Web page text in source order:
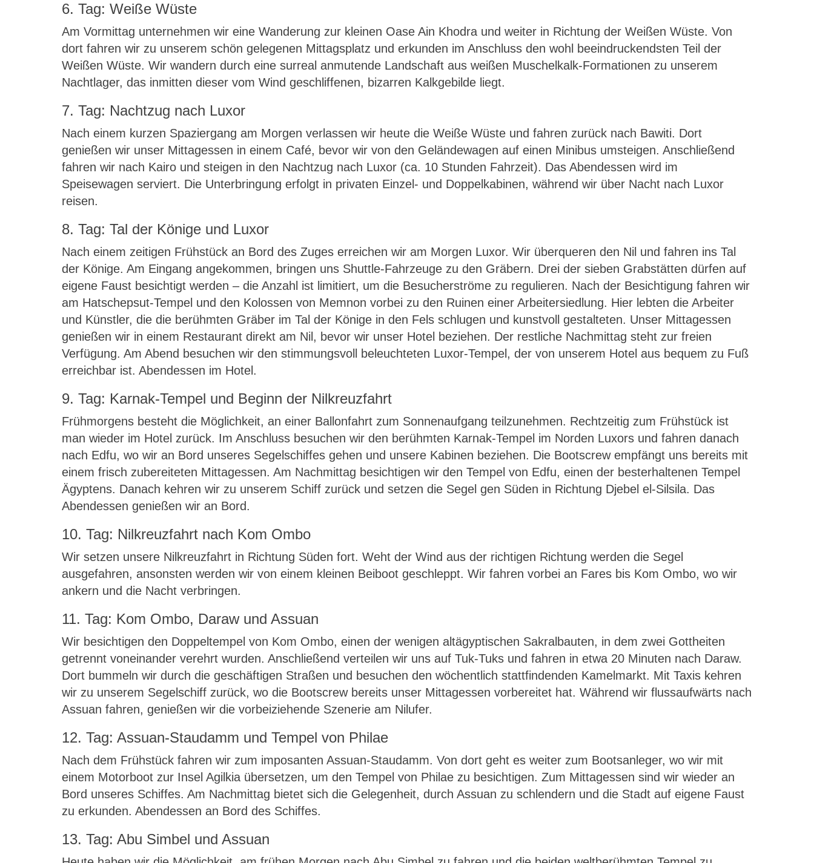
6. Tag: Weiße Wüste
Am Vormittag unternehmen wir eine Wanderung zur kleinen Oase Ain Khodra und weiter in Richtung der Weißen Wüste. Von
dort fahren wir zu unserem schön gelegenen Mittagsplatz und erkunden im Anschluss den wohl beeindruckendsten Teil der
Weißen Wüste. Wir wandern durch eine surreal anmutende Landschaft aus weißen Muschelkalk-Formationen zu unserem
Nachtlager, das inmitten dieser vom Wind geschliffenen, bizarren Kalkgebilde liegt.
7. Tag: Nachtzug nach Luxor
Nach einem kurzen Spaziergang am Morgen verlassen wir heute die Weiße Wüste und fahren zurück nach Bawiti. Dort
genießen wir unser Mittagessen in einem Café, bevor wir von den Geländewagen auf einen Minibus umsteigen. Anschließend
fahren wir nach Kairo und steigen in den Nachtzug nach Luxor (ca. 10 Stunden Fahrzeit). Das Abendessen wird im
Speisewagen serviert. Die Unterbringung erfolgt in privaten Einzel- und Doppelkabinen, während wir über Nacht nach Luxor
reisen.
8. Tag: Tal der Könige und Luxor
Nach einem zeitigen Frühstück an Bord des Zuges erreichen wir am Morgen Luxor. Wir überqueren den Nil und fahren ins Tal
der Könige. Am Eingang angekommen, bringen uns Shuttle-Fahrzeuge zu den Gräbern. Drei der sieben Grabstätten dürfen auf
eigene Faust besichtigt werden – die Anzahl ist limitiert, um die Besucherströme zu regulieren. Nach der Besichtigung fahren wir
am Hatschepsut-Tempel und den Kolossen von Memnon vorbei zu den Ruinen einer Arbeitersiedlung. Hier lebten die Arbeiter
und Künstler, die die berühmten Gräber im Tal der Könige in den Fels schlugen und kunstvoll gestalteten. Unser Mittagessen
genießen wir in einem Restaurant direkt am Nil, bevor wir unser Hotel beziehen. Der restliche Nachmittag steht zur freien
Verfügung. Am Abend besuchen wir den stimmungsvoll beleuchteten Luxor-Tempel, der von unserem Hotel aus bequem zu Fuß
erreichbar ist. Abendessen im Hotel.
9. Tag: Karnak-Tempel und Beginn der Nilkreuzfahrt
Frühmorgens besteht die Möglichkeit, an einer Ballonfahrt zum Sonnenaufgang teilzunehmen. Rechtzeitig zum Frühstück ist
man wieder im Hotel zurück. Im Anschluss besuchen wir den berühmten Karnak-Tempel im Norden Luxors und fahren danach
nach Edfu, wo wir an Bord unseres Segelschiffes gehen und unsere Kabinen beziehen. Die Bootscrew empfängt uns bereits mit
einem frisch zubereiteten Mittagessen. Am Nachmittag besichtigen wir den Tempel von Edfu, einen der besterhaltenen Tempel
Ägyptens. Danach kehren wir zu unserem Schiff zurück und setzen die Segel gen Süden in Richtung Djebel el-Silsila. Das
Abendessen genießen wir an Bord.
10. Tag: Nilkreuzfahrt nach Kom Ombo
Wir setzen unsere Nilkreuzfahrt in Richtung Süden fort. Weht der Wind aus der richtigen Richtung werden die Segel
ausgefahren, ansonsten werden wir von einem kleinen Beiboot geschleppt. Wir fahren vorbei an Fares bis Kom Ombo, wo wir
ankern und die Nacht verbringen.
11. Tag: Kom Ombo, Daraw und Assuan
Wir besichtigen den Doppeltempel von Kom Ombo, einen der wenigen altägyptischen Sakralbauten, in dem zwei Gottheiten
getrennt voneinander verehrt wurden. Anschließend verteilen wir uns auf Tuk-Tuks und fahren in etwa 20 Minuten nach Daraw.
Dort bummeln wir durch die geschäftigen Straßen und besuchen den wöchentlich stattfindenden Kamelmarkt. Mit Taxis kehren
wir zu unserem Segelschiff zurück, wo die Bootscrew bereits unser Mittagessen vorbereitet hat. Während wir flussaufwärts nach
Assuan fahren, genießen wir die vorbeiziehende Szenerie am Nilufer.
12. Tag: Assuan-Staudamm und Tempel von Philae
Nach dem Frühstück fahren wir zum imposanten Assuan-Staudamm. Von dort geht es weiter zum Bootsanleger, wo wir mit
einem Motorboot zur Insel Agilkia übersetzen, um den Tempel von Philae zu besichtigen. Zum Mittagessen sind wir wieder an
Bord unseres Schiffes. Am Nachmittag bietet sich die Gelegenheit, durch Assuan zu schlendern und die Stadt auf eigene Faust
zu erkunden. Abendessen an Bord des Schiffes.
13. Tag: Abu Simbel und Assuan